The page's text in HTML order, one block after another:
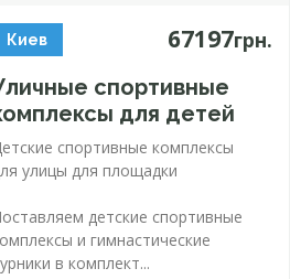
Киев 67197грн.
спортивные
для детей
спортивные комплексы
улицы для площадки
детские спортивные
и гимнастические
в комплект...